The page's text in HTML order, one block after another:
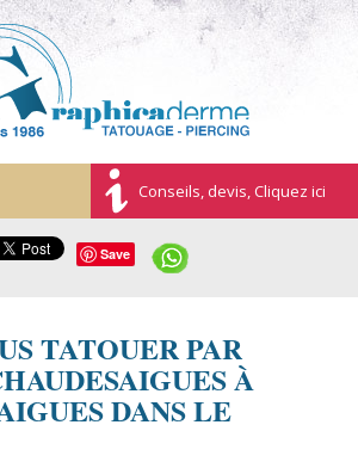
Conseils, devis, Cliquez ici
Save
TATOUER PAR
À
DANS LE